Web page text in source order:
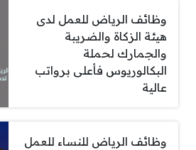
وظائف الرياض للعمل لدى
هيئة الزكاة والضريبة
والجمارك لحملة
البكالوريوس فأعلى برواتب
عالية
وظائف الرياض للنساء للعمل